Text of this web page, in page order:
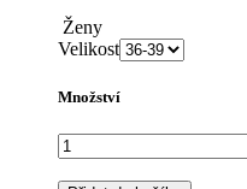
Ženy
Velikost
Množství